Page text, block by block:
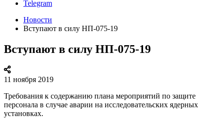
Telegram
Новости
Вступают в силу НП-075-19
Вступают в силу НП-075-19
11 ноября 2019
Требования к содержанию плана мероприятий по защите
персонала в случае аварии на исследовательских ядерных
установках.